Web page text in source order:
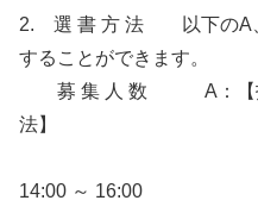
2. 選 書 方 法 以下のA、
することができます。
募 集 人 数 A：【指
法】
令和8年6
14:00 ～ 16:00